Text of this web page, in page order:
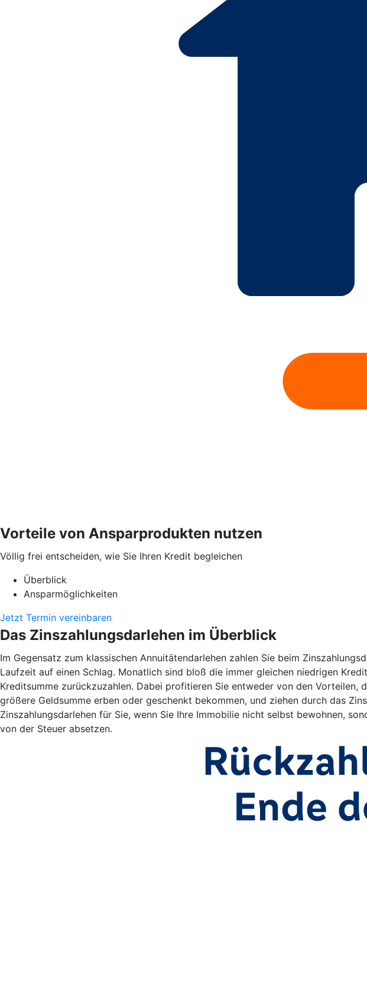
Vorteile von Ansparprodukten nutzen
Völlig frei entscheiden, wie Sie Ihren Kredit begleichen
Überblick
Ansparmöglichkeiten
Jetzt Termin vereinbaren
Das Zinszahlungsdarlehen im Überblick
Im Gegensatz zum klassischen Annuitätendarlehen zahlen Sie beim
Laufzeit auf einen Schlag. Monatlich sind bloß die immer gleichen niedrigen
Kreditsumme zurückzuzahlen. Dabei profitieren Sie entweder von den
größere Geldsumme erben oder geschenkt bekommen, und ziehen durch das
Zinszahlungsdarlehen für Sie, wenn Sie Ihre Immobilie nicht selbst bewohnen,
von der Steuer absetzen.